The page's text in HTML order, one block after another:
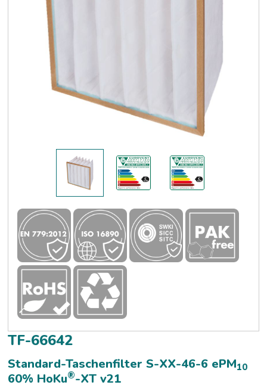
TF-66642
Standard-Taschenfilter S-XX-46-6 ePM10
60% HoKu®-XT v21